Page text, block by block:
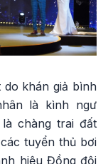
khán giả bình
là kình ngư
chàng trai đất
tuyển thủ bơi
hiệu Đồng đội